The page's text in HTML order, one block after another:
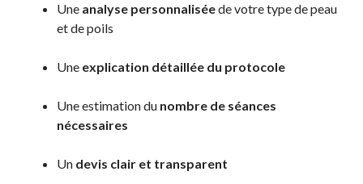
Une analyse personnaliséede votre type de peau
et de poils
Une explication détaillée du protocole
Une estimation du nombre de séances
nécessaires
Un devis clair et transparent